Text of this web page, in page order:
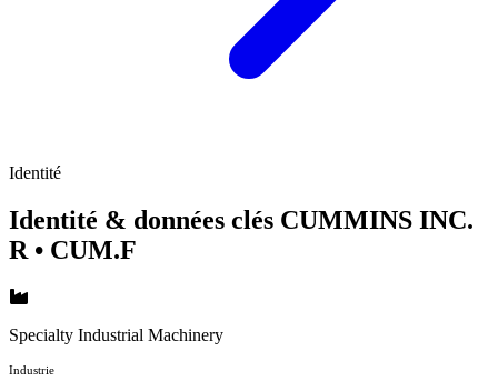
Identité
Identité & données clés CUMMINS INC.
R • CUM.F
Specialty Industrial Machinery
Industrie